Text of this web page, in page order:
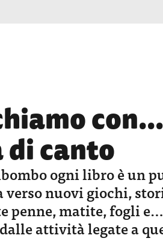
di canto
ogni libro è un
verso nuovi giochi,
penne, matite, fogli
attività legate a